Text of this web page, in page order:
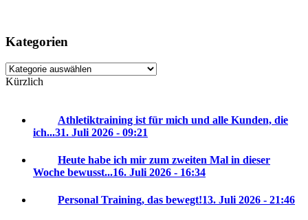
Kategorien
Kategorien
Kürzlich
Athletiktraining ist für mich und alle Kunden, die
ich...31. Juli 2026 - 09:21
Heute habe ich mir zum zweiten Mal in dieser
Woche bewusst...16. Juli 2026 - 16:34
Personal Training, das bewegt!13. Juli 2026 - 21:46